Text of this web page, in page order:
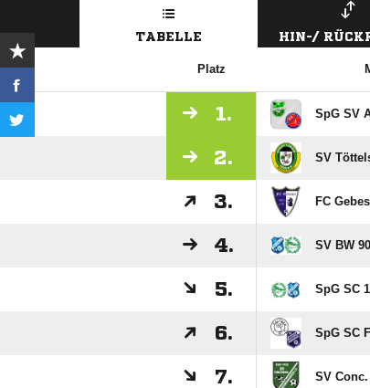
TABELLE HIN-/
Platz
1. SpG SV
2. SV
3. FC
4. SV BW
5. SpG SC
6. SpG SC
7. SV Conc.